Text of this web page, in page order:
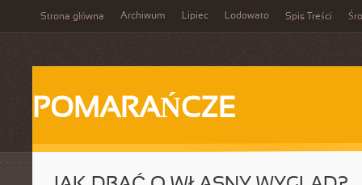
Strona główna Archiwum Lipiec Lodowato Spis Treści
POMARAŃCZE